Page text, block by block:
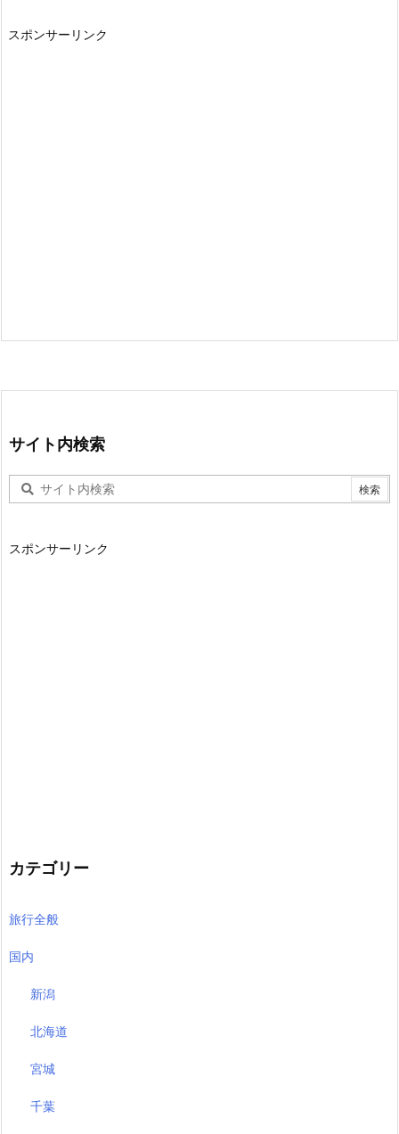
スポンサーリンク
サイト内検索
スポンサーリンク
カテゴリー
旅行全般
国内
新潟
北海道
宮城
千葉